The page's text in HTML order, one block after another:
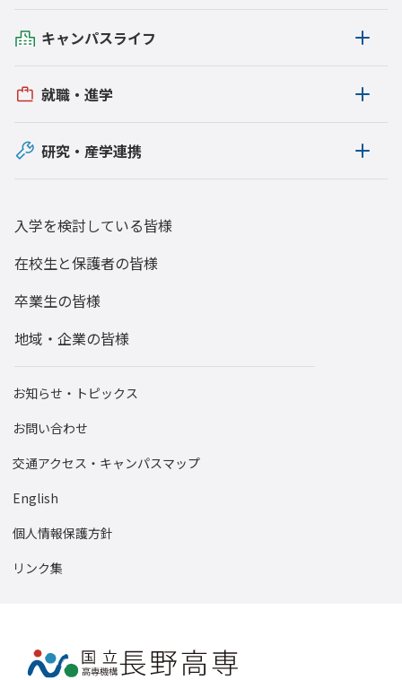
キャンパスライフ
就職・進学
研究・産学連携
入学を検討している皆様
在校生と保護者の皆様
卒業生の皆様
地域・企業の皆様
お知らせ・トピックス
お問い合わせ
交通アクセス・キャンパスマップ
English
個人情報保護方針
リンク集